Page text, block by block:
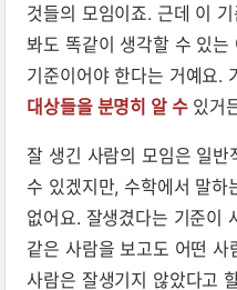
것들의 모임이죠. 근데 이
봐도 똑같이 생각할 수 있는
기준이어야 한다는 거예요.
대상들을 분명히 알 수있거
잘 생긴 사람의 모임은 일
수 있겠지만, 수학에서 말하
없어요. 잘생겼다는 기준이
같은 사람을 보고도 어떤
사람은 잘생기지 않았다고